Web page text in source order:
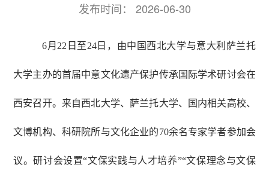
发布时间： 2026-06-30
6月 22 日至24日，由中国西北大学与意大利萨兰托
大学主办的首届中意文化遗产保护传承国际学术研讨会在
西安召开。来自西北大学、萨兰托大学、国内相关高校、
文博机构、科研院所与文化企业的70余名专家学者参加会
议。研讨会设置“文保实践与人才培养”“文保理念与文保